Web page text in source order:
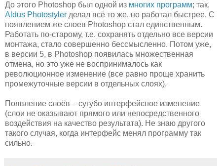
До этого Photoshop был одной из многих программ; так,
Aldus Photostyler делал всё то же, но работал быстрее. С
появлением же слоев Photoshop стал единственным.
Работать по-старому, т.е. сохранять отдельно все версии
монтажа, стало совершенно бессмысленно. Потом уже,
в версии 5, в Photoshop появилась множественная
отмена, но это уже не воспринималось как
революционное изменение (все равно проще хранить
промежуточные версии в отдельных слоях).
Появление слоёв – сугубо интерфейсное изменение
(слои не оказывают прямого или непосредственного
воздействия на качество результата). Не знаю другого
такого случая, когда интерфейс менял программу так
сильно.